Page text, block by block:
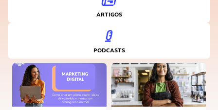
ARTIGOS
PODCASTS